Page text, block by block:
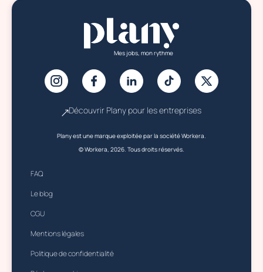
Mes jobs, mon rythme
Découvrir Plany pour les entreprises
Plany est une marque exploitée par la société Workera.
© Workera, 2026. Tous droits réservés.
FAQ
Le blog
CGU
Mentions légales
Politique de confidentialité